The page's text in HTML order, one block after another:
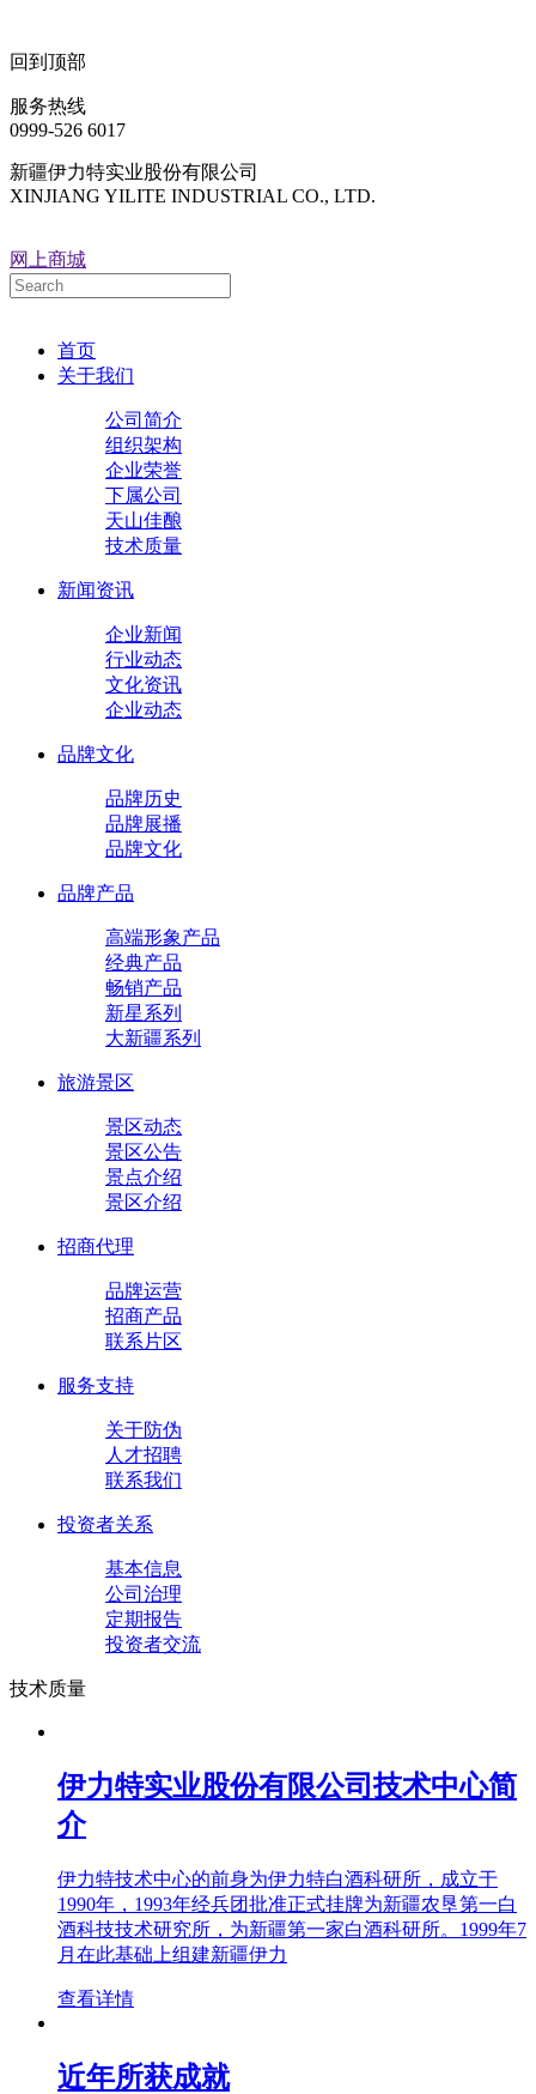
回到顶部
服务热线
0999-526 6017
新疆伊力特实业股份有限公司
XINJIANG YILITE INDUSTRIAL CO., LTD.
网上商城
首页
关于我们
公司简介
组织架构
企业荣誉
下属公司
天山佳酿
技术质量
新闻资讯
企业新闻
行业动态
文化资讯
企业动态
品牌文化
品牌历史
品牌展播
品牌文化
品牌产品
高端形象产品
经典产品
畅销产品
新星系列
大新疆系列
旅游景区
景区动态
景区公告
景点介绍
景区介绍
招商代理
品牌运营
招商产品
联系片区
服务支持
关于防伪
人才招聘
联系我们
投资者关系
基本信息
公司治理
定期报告
投资者交流
技术质量
伊力特实业股份有限公司技术中心简
介
伊力特技术中心的前身为伊力特白酒科研所，成立于
1990年，1993年经兵团批准正式挂牌为新疆农垦第一白
酒科技技术研究所，为新疆第一家白酒科研所。1999年7
月在此基础上组建新疆伊力
查看详情
近年所获成就